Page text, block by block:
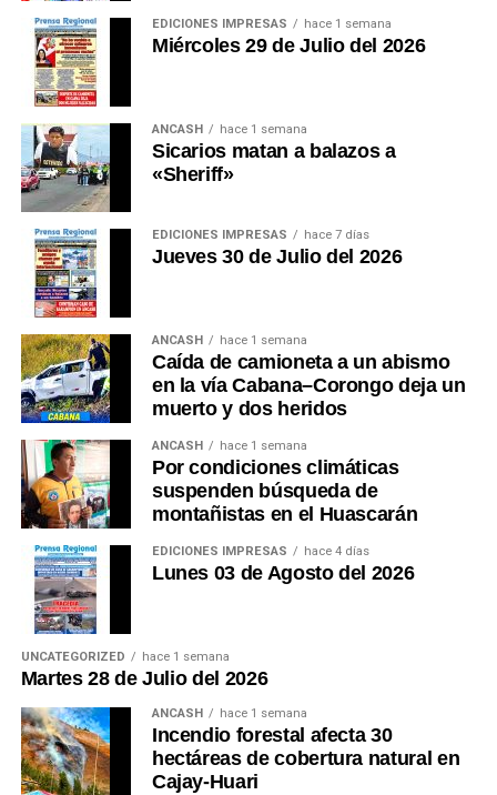
EDICIONES IMPRESAS hace 1 semana
Miércoles 29 de Julio del 2026
ANCASH hace 1 semana
Sicarios matan a balazos a
«Sheriff»
EDICIONES IMPRESAS hace 7 días
Jueves 30 de Julio del 2026
ANCASH hace 1 semana
Caída de camioneta a un abismo
en la vía Cabana–Corongo deja un
muerto y dos heridos
ANCASH hace 1 semana
Por condiciones climáticas
suspenden búsqueda de
montañistas en el Huascarán
EDICIONES IMPRESAS hace 4 días
Lunes 03 de Agosto del 2026
UNCATEGORIZED hace 1 semana
Martes 28 de Julio del 2026
ANCASH hace 1 semana
Incendio forestal afecta 30
hectáreas de cobertura natural en
Cajay-Huari